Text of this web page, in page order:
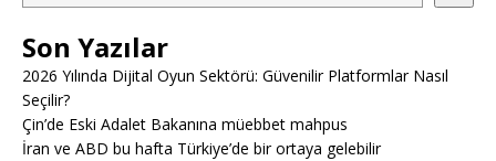
Son Yazılar
2026 Yılında Dijital Oyun Sektörü: Güvenilir Platformlar Nasıl
Seçilir?
Çin’de Eski Adalet Bakanına müebbet mahpus
İran ve ABD bu hafta Türkiye’de bir ortaya gelebilir